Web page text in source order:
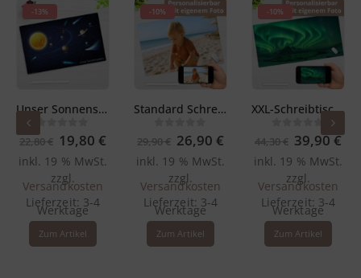
€.
-13%
Unser Sonnensystem – Schreibtischunterlage 65 x 40 cm
0 out of 5
22,80€ Ursprünglicher
Preis
war:
22,80 €
19,80 €Aktueller
ist:
19,80 €.
inkl. 19 % MwSt.
zzgl.
Versandkosten
Lieferzeit: 3-4
Werktage
Zum Artikel
-10%
Standard Schreibtischunterlage – selbst gestalten – 60 x 40 cm
out of 5
29,90€ Ursprünglicher
Preis
war:
29,90 €
26,90 €Aktueller
ist:
26,90 €.
inkl. 19 % MwSt.
zzgl.
Versandkosten
Lieferzeit: 3-4
Werktage
Zum Artikel
-10%
XXL-Schreibtischunterlage – selbst gestalten – 100 x 50 cm
out of 5
44,30€
Preis
war:
44,30 €
39,90€
ist:
inkl. 19 % MwSt.
zzgl.
Versandkosten
Lieferzeit: 3-4
Werktage
Zum Artikel